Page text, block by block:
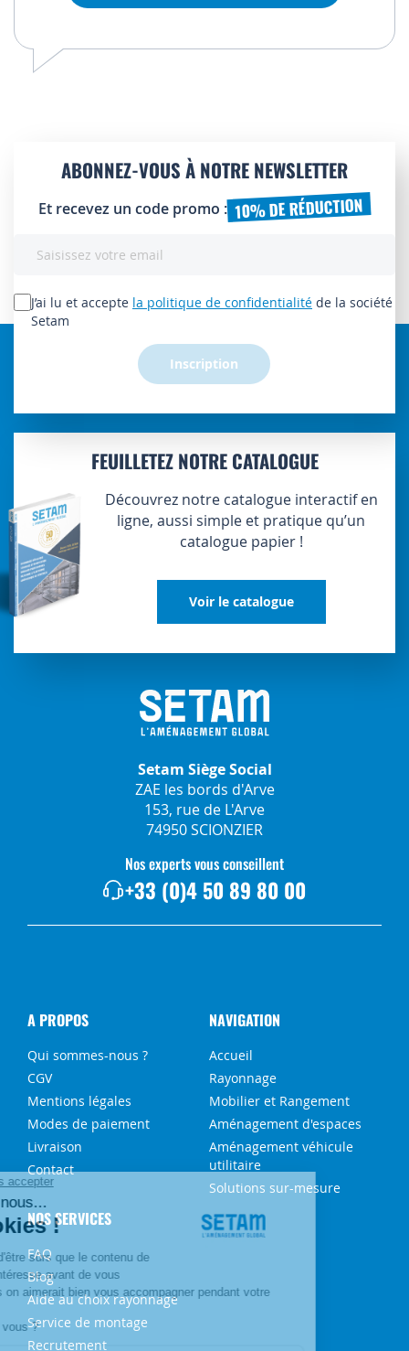
ABONNEZ-VOUS À NOTRE NEWSLETTER
Et recevez un code promo : 10% DE RÉDUCTION
lettre
d’information
J’ai lu et accepte la politique de confidentialité de la société
Setam
Inscription
FEUILLETEZ NOTRE CATALOGUE
Découvrez notre catalogue interactif en
ligne, aussi simple et pratique qu’un
catalogue papier !
Voir le catalogue
Setam Siège Social
ZAE les bords d'Arve
153, rue de L'Arve
74950 SCIONZIER
Nos experts vous conseillent
+33 (0)4 50 89 80 00
A PROPOS
Qui sommes-nous ?
CGV
Mentions légales
Modes de paiement
Livraison
Contact
NAVIGATION
Accueil
Rayonnage
Mobilier et Rangement
Aménagement d'espaces
Aménagement véhicule
utilitaire
Solutions sur-mesure
NOS SERVICES
FAQ
Blog
Aide au choix rayonnage
Service de montage
Recrutement